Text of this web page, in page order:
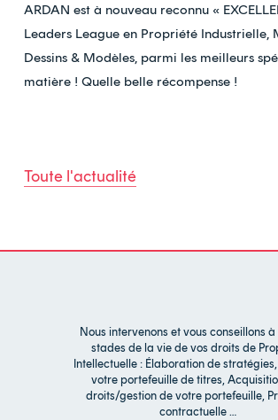
ARDANest à nouveau reconnu «
Leaders League en Propriété Industrielle,
Dessins & Modèles, parmi les meilleurs
matière ! Quelle belle récompense !
Toute l'actualité
Nous intervenons et vous conseillons à
stades de la vie de vos droits de
Intellectuelle : Élaboration de
votre portefeuille de titres,
droits/gestion de votre portefeuille,
contractuelle …